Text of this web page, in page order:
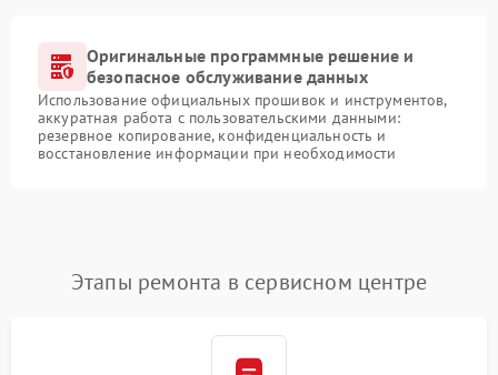
Оригинальные программные решение и
безопасное обслуживание данных
Использование официальных прошивок и инструментов,
аккуратная работа с пользовательскими данными:
резервное копирование, конфиденциальность и
восстановление информации при необходимости
Этапы ремонта в сервисном центре